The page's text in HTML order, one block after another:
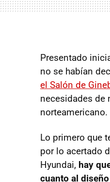
Presentado
no se habían
el Salón de
necesidades de
norteamericano.
Lo primero que
por lo acertado
Hyundai, hay
cuanto al